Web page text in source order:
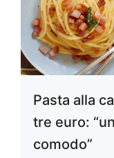
Pasta alla
tre euro:
comodo”